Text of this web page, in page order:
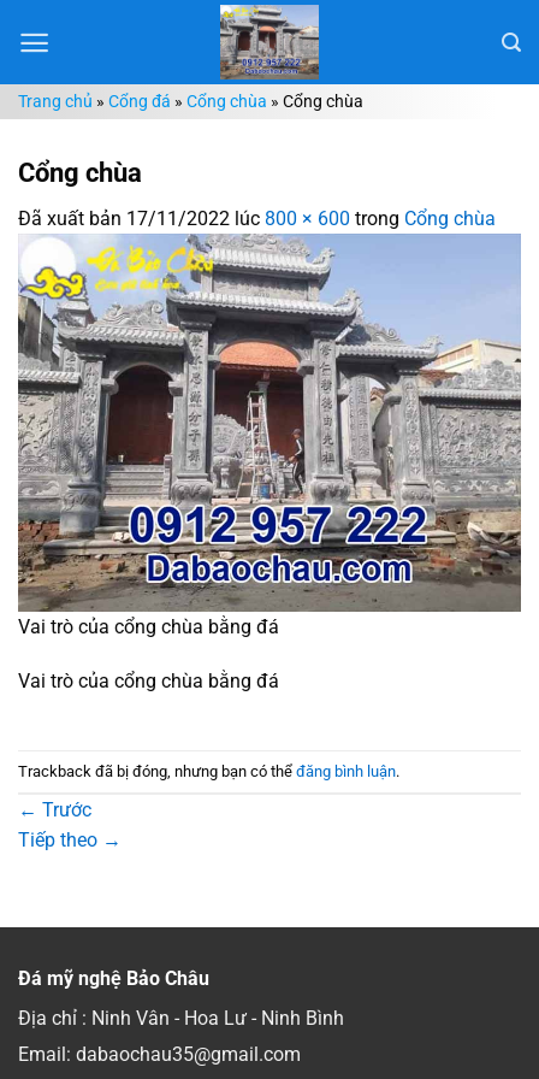
đến
dungTrang chủ » Cổng đá » Cổng chùa » Cổng chùa
Cổng chùa
Đã xuất bản 17/11/2022 lúc 800 × 600 trong Cổng chùa
Vai trò của cổng chùa bằng đá
Vai trò của cổng chùa bằng đá
Trackback đã bị đóng, nhưng bạn có thể đăng bình luận.
← Trước
Tiếp theo →
Đá mỹ nghệ Bảo Châu
Địa chỉ : Ninh Vân - Hoa Lư - Ninh Bình
Email: dabaochau35@gmail.com